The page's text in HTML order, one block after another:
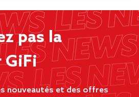
pas la
GiFi
nouveautés et des offres